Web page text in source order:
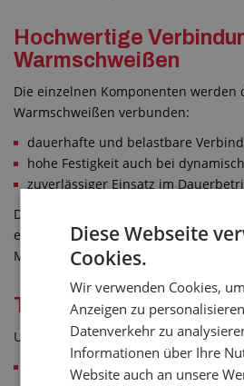
Hochwertige
Warmschweißen
Die einzelnen Komponenten werden
Warmschweißen verbunden:
dauerhafte und belastbare
hohe Festigkeit auch bei
zuverlässiger Einsatz im
Diese Technologie garantiert eine
einen störungsfreien Betrieb Ihrer
Manschetten.
Typische
Unsere Produkte finden breite
Betonwerken (als Entleerschurren)
Diese Webseite
Cookies.
Wir verwenden Cookies,
Anzeigen zu
Datenverkehr zu
Informationen über Ihre
Website auch an unsere